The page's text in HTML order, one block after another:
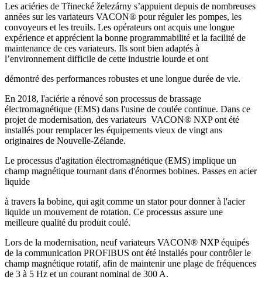
Les aciéries de Třinecké železárny s’appuient depuis de nombreuses
années sur les variateurs VACON® pour réguler les pompes, les
convoyeurs et les treuils. Les opérateurs ont acquis une longue
expérience et apprécient la bonne programmabilité et la facilité de
maintenance de ces variateurs. Ils sont bien adaptés à
l’environnement difficile de cette industrie lourde et ont
démontré des performances robustes et une longue durée de vie.
En 2018, l'aciérie a rénové son processus de brassage
électromagnétique (EMS) dans l'usine de coulée continue. Dans ce
projet de modernisation, des variateurs VACON® NXP ont été
installés pour remplacer les équipements vieux de vingt ans
originaires de Nouvelle-Zélande.
Le processus d'agitation électromagnétique (EMS) implique un
champ magnétique tournant dans d'énormes bobines. Passes en acier
liquide
à travers la bobine, qui agit comme un stator pour donner à l'acier
liquide un mouvement de rotation. Ce processus assure une
meilleure qualité du produit coulé.
Lors de la modernisation, neuf variateurs VACON® NXP équipés
de la communication PROFIBUS ont été installés pour contrôler le
champ magnétique rotatif, afin de maintenir une plage de fréquences
de 3 à 5 Hz et un courant nominal de 300 A.